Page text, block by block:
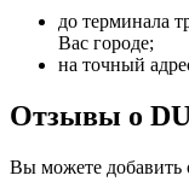
до терминала
Вас городе;
на точный
Отзывы о
Вы можете добавить